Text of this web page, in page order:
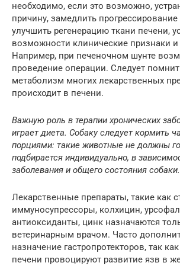
необходимо, если это возможно,
причину, замедлить
улучшить регенерацию ткани печени,
возможности клинические признаки
Например, при печеночном шунте
проведение операции. Следует
метаболизм многих лекарственных
происходит в печени.
Важную роль в терапии хронических
играет диета. Собаку следует кормить
порциями: такие животные не должны
подбирается индивидуально, в
заболевания и общего состояния собаки.
Лекарственные препараты, такие как
иммуносупрессоры, колхицин,
антиоксиданты, цинк назначаются
ветеринарным врачом. Часто
назначение гастропротекторов, так
печени провоцируют развитие язв в